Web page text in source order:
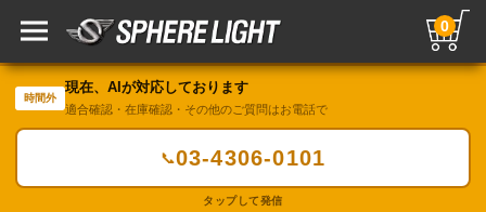
0
時間外
現在、AIが対応しております
適合確認・在庫確認・その他のご質問はお電話で
📞03-4306-0101
タップして発信